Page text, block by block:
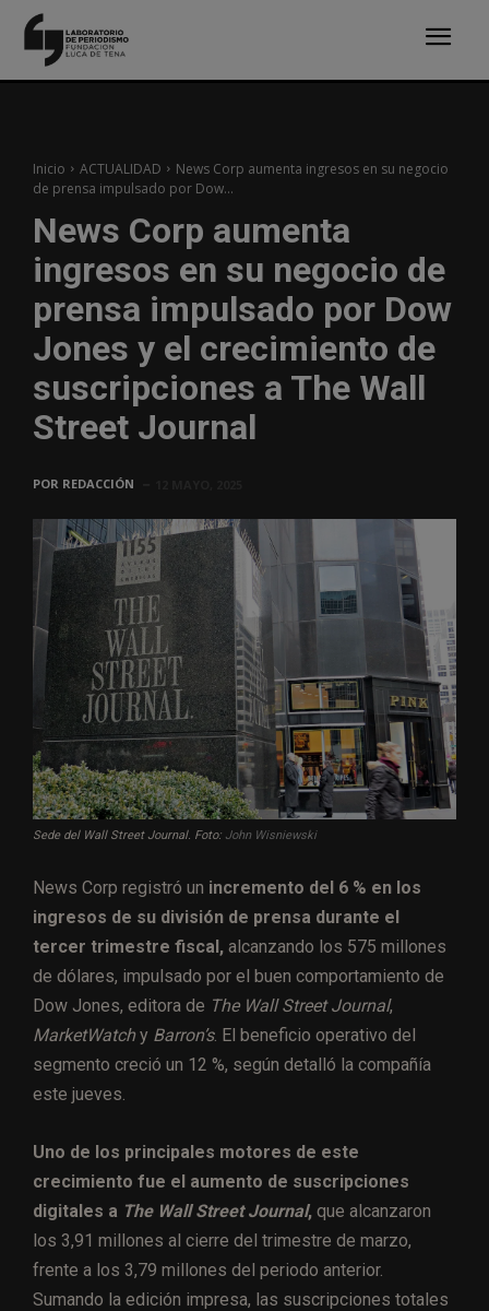
Inicio ACTUALIDAD
News Corp aumenta ingresos en su negocio
de prensa impulsado por Dow...
News Corp aumenta
ingresos en su negocio de
prensa impulsado por Dow
Jones y el crecimiento de
suscripciones a The Wall
Street Journal
POR REDACCIÓN
Sede del Wall Street Journal. Foto: John Wisniewski
News Corp registró un incremento del 6 % en los
ingresos de su división de prensa durante el
tercer trimestre fiscal, alcanzando los 575 millones
de dólares, impulsado por el buen comportamiento de
Dow Jones, editora de The Wall Street Journal,
MarketWatchy Barron’s. El beneficio operativo del
segmento creció un 12 %, según detalló la compañía
este jueves.
Uno de los principales motores de este
crecimiento fue el aumento de suscripciones
digitales a The Wall Street Journal, que alcanzaron
los 3,91 millones al cierre del trimestre de marzo,
frente a los 3,79 millones del periodo anterior.
Sumando la edición impresa, las suscripciones totales